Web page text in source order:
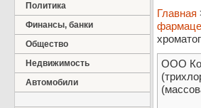
Политика
Финансы, банки
Общество
Недвижимость
Автомобили
Главная
ООО